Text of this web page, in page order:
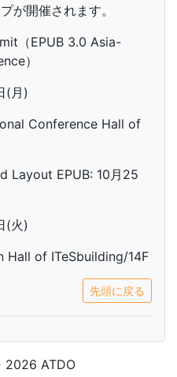
が開催されます。
（EPUB 3.0 Asia-
）
月)
Conference Hall of
Layout EPUB: 10月25
火)
of ITeSbuilding/14F
先頭に戻る
ATDO